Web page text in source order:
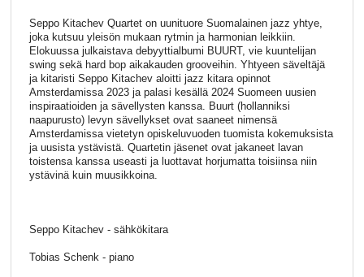
Seppo Kitachev Quartet on uunituore Suomalainen jazz yhtye,
joka kutsuu yleisön mukaan rytmin ja harmonian leikkiin.
Elokuussa julkaistava debyyttialbumi BUURT, vie kuuntelijan
swing sekä hard bop aikakauden grooveihin. Yhtyeen säveltäjä
ja kitaristi Seppo Kitachev aloitti jazz kitara opinnot
Amsterdamissa 2023 ja palasi kesällä 2024 Suomeen uusien
inspiraatioiden ja sävellysten kanssa. Buurt (hollanniksi
naapurusto) levyn sävellykset ovat saaneet nimensä
Amsterdamissa vietetyn opiskeluvuoden tuomista kokemuksista
ja uusista ystävistä. Quartetin jäsenet ovat jakaneet lavan
toistensa kanssa useasti ja luottavat horjumatta toisiinsa niin
ystävinä kuin muusikkoina.
Seppo Kitachev - sähkökitara
Tobias Schenk - piano